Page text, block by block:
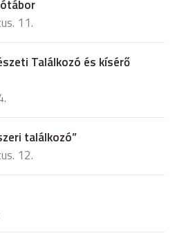
11.
Találkozó és kísérő
találkozó”
12.